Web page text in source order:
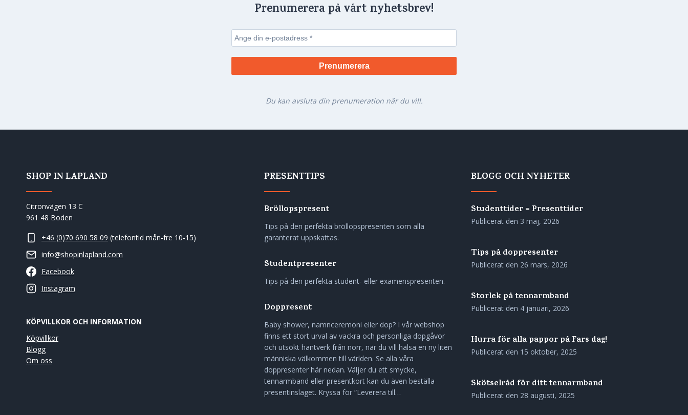
Prenumerera på vårt nyhetsbrev!
Du kan avsluta din prenumeration när du vill.
SHOP IN LAPLAND
Citronvägen 13 C
961 48 Boden
+46 (0)70 690 58 09 (telefontid mån-fre 10-15)
info@shopinlapland.com
Facebook
Instagram
KÖPVILLKOR OCH INFORMATION
Köpvillkor
Blogg
Om oss
PRESENTTIPS
Bröllopspresent
Tips på den perfekta bröllopspresenten som alla
garanterat uppskattas.
Studentpresenter
Tips på den perfekta student- eller examenspresenten.
Doppresent
Baby shower, namnceremoni eller dop? I vår webshop
finns ett stort urval av vackra och personliga dopgåvor
och utsökt hantverk från norr, när du vill hälsa en ny liten
människa välkommen till världen. Se alla våra
doppresenter här nedan. Väljer du ett smycke,
tennarmband eller presentkort kan du även beställa
presentinslaget. Kryssa för “Leverera till…
BLOGG OCH NYHETER
Studenttider = Presenttider
Publicerat den 3 maj, 2026
Tips på doppresenter
Publicerat den 26 mars, 2026
Storlek på tennarmband
Publicerat den 4 januari, 2026
Hurra för alla pappor på Fars dag!
Publicerat den 15 oktober, 2025
Skötselråd för ditt tennarmband
Publicerat den 28 augusti, 2025